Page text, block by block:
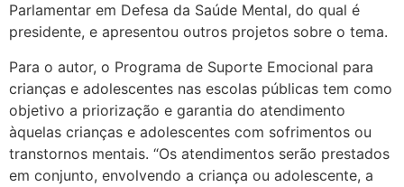
Parlamentar em Defesa da Saúde Mental, do qual é
presidente, e apresentou outros projetos sobre o tema.
Para o autor, o Programa de Suporte Emocional para
crianças e adolescentes nas escolas públicas tem como
objetivo a priorização e garantia do atendimento
àquelas crianças e adolescentes com sofrimentos ou
transtornos mentais. “Os atendimentos serão prestados
em conjunto, envolvendo a criança ou adolescente, a